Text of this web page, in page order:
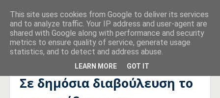
Αρχική σελίδα ΥΠΟΔΟΜΕΣ
Σε δημόσια διαβούλευση το
νομοσχέδιο για τα υδατοδρόμια
Σε δημόσια διαβούλευση το
This site uses cookies from Google to deliver its services
and to analyze traffic. Your IP address and user-agent are
shared with Google along with performance and security
metrics to ensure quality of service, generate usage
statistics, and to detect and address abuse.
LEARN MORE GOT IT